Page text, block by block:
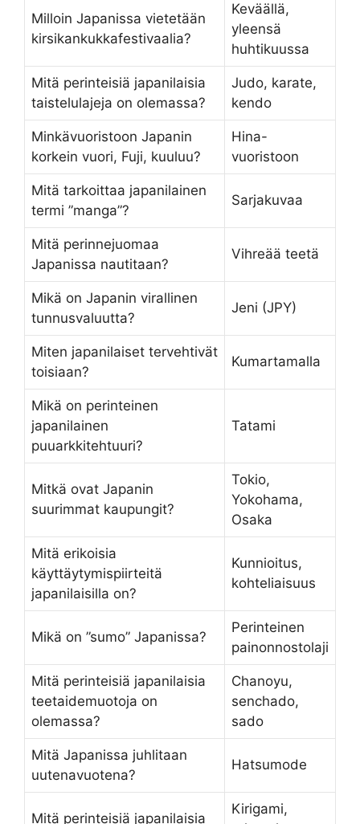
Milloin Japanissa vietetään
kirsikankukkafestivaalia?
Keväällä,
yleensä
huhtikuussa
Mitä perinteisiä japanilaisia
taistelulajeja on olemassa?
Judo, karate,
kendo
Minkävuoristoon Japanin
korkein vuori, Fuji, kuuluu?
Hina-
vuoristoon
Mitä tarkoittaa japanilainen
termi ”manga”?
Sarjakuvaa
Mitä perinnejuomaa
Japanissa nautitaan?
Vihreää teetä
Mikä on Japanin virallinen
tunnusvaluutta?
Jeni (JPY)
Miten japanilaiset tervehtivät
toisiaan?
Kumartamalla
Mikä on perinteinen
japanilainen
puuarkkitehtuuri?
Tatami
Mitkä ovat Japanin
suurimmat kaupungit?
Tokio,
Yokohama,
Osaka
Mitä erikoisia
käyttäytymispiirteitä
japanilaisilla on?
Kunnioitus,
kohteliaisuus
Mikä on ”sumo” Japanissa?
Perinteinen
painonnostolaji
Mitä perinteisiä japanilaisia
teetaidemuotoja on
olemassa?
Chanoyu,
senchado,
sado
Mitä Japanissa juhlitaan
uutenavuotena?
Hatsumode
Mitä perinteisiä japanilaisia
Kirigami,